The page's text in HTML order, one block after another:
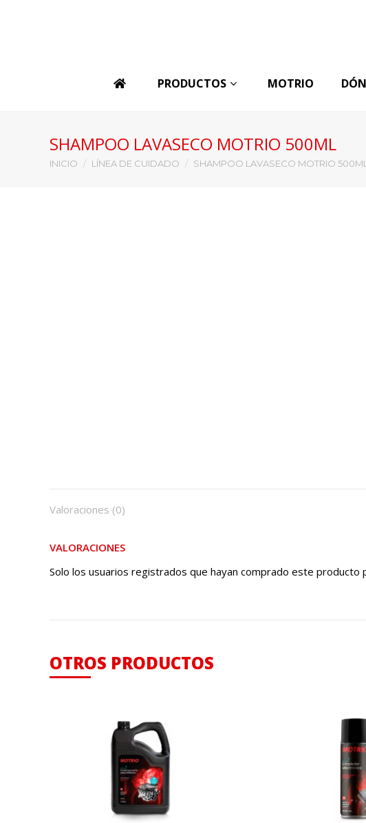
PRODUCTOS MOTRIO
SHAMPOO LAVASECO MOTRIO 500ML
Estás aquí:
INICIO LÍNEA DE CUIDADO SHAMPOO LAVASECO MOTRIO 500ML
Valoraciones (0)
VALORACIONES
Solo los usuarios registrados que hayan comprado este producto
OTROS PRODUCTOS